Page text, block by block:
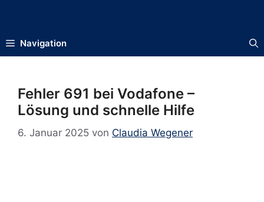
Navigation
Fehler 691 bei Vodafone –
Lösung und schnelle Hilfe
6. Januar 2025 von Claudia Wegener